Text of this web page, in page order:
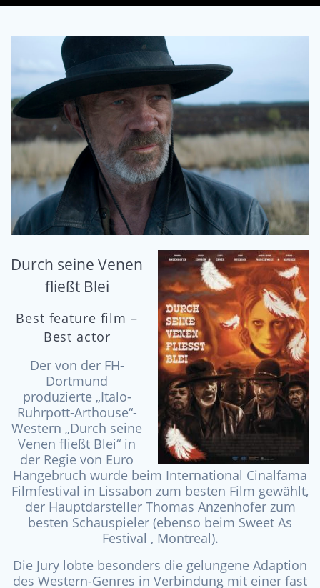
Durch seine Venen
fließt Blei
Best feature film –
Best actor
Der von der FH-
Dortmund
produzierte „Italo-
Ruhrpott-Arthouse“-
Western „Durch seine
Venen fließt Blei“ in
der Regie von Euro
Hangebruch wurde beim International Cinalfama
Filmfestival in Lissabon zum besten Film gewählt,
der Hauptdarsteller Thomas Anzenhofer zum
besten Schauspieler (ebenso beim Sweet As
Festival , Montreal).
Die Jury lobte besonders die gelungene Adaption
des Western-Genres in Verbindung mit einer fast